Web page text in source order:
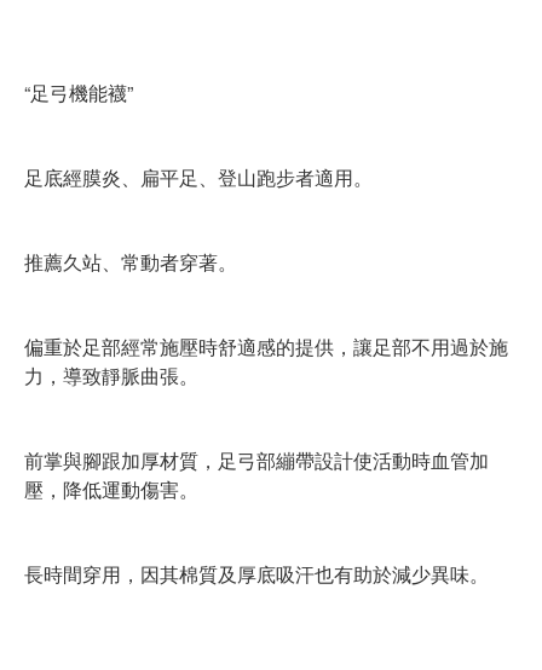
“足弓機能襪”
足底經膜炎、扁平足、登山跑步者適用。
推薦久站、常動者穿著。
偏重於足部經常施壓時舒適感的提供，讓足部不用過於施
力，導致靜脈曲張。
前掌與腳跟加厚材質，足弓部繃帶設計使活動時血管加
壓，降低運動傷害。
長時間穿用，因其棉質及厚底吸汗也有助於減少異味。